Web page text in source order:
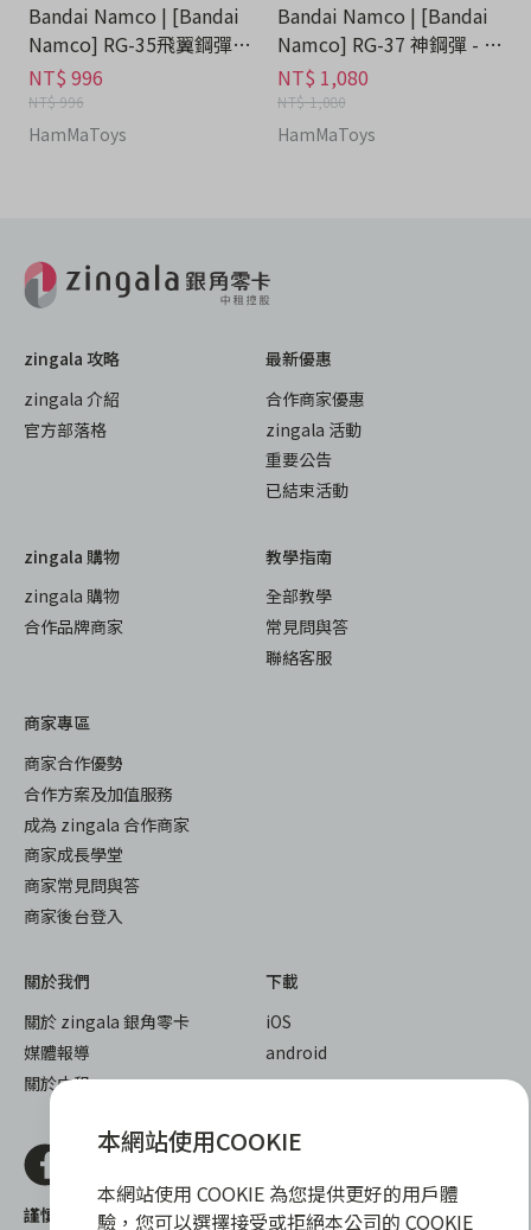
Bandai Namco | [Bandai
Namco] RG-35飛翼鋼彈 T
V Ver - 流行潮牌分期
NT$ 996
NT$ 996
HamMaToys
Bandai Namco | [Bandai
Namco] RG-37 神鋼彈 - 流
行潮牌分期
NT$ 1,080
NT$ 1,080
HamMaToys
zingala 攻略
zingala 介紹
官方部落格
最新優惠
合作商家優惠
zingala 活動
重要公告
已結束活動
zingala 購物
zingala 購物
合作品牌商家
教學指南
全部教學
常見問與答
聯絡客服
商家專區
商家合作優勢
合作方案及加值服務
成為 zingala 合作商家
商家成長學堂
商家常見問與答
商家後台登入
關於我們
關於 zingala 銀角零卡
媒體報導
關於中租
下載
iOS
android
謹慎衡量自身財務狀況，理性理財最安心
本網站使用COOKIE
本網站使用 COOKIE 為您提供更好的用戶體
驗，您可以選擇接受或拒絕本公司的 COOKIE